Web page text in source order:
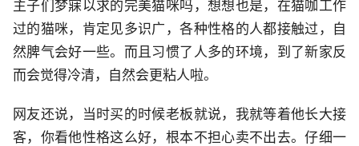
主子们梦寐以求的完美猫咪吗，想想也是，在猫咖工作
过的猫咪，肯定见多识广，各种性格的人都接触过，自
然脾气会好一些。而且习惯了人多的环境，到了新家反
而会觉得冷清，自然会更粘人啦。
网友还说，当时买的时候老板就说，我就等着他长大接
客，你看他性格这么好，根本不担心卖不出去。仔细一